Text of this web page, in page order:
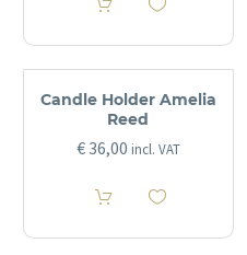
Candle Holder Amelia
Reed
€36,00 incl. VAT